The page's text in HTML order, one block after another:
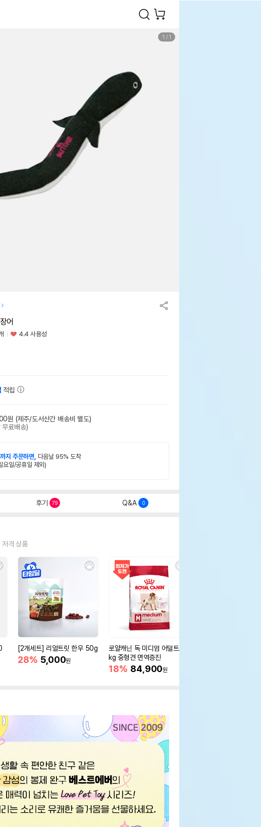
1 / 1
어
4.4 사용성
적립
원 (제주/도서산간 배송비 별도)
무료배송)
지 주문하면, 다음날 95% 도착
요일/공휴일 제외)
후기 79 Q&A 0
저격 상품
[2개세트] 리얼트릿 한우 50g
28% 5,000원
로얄캐닌 독 미디엄 어덜트 10
kg 중형견 면역증진
18% 84,900원